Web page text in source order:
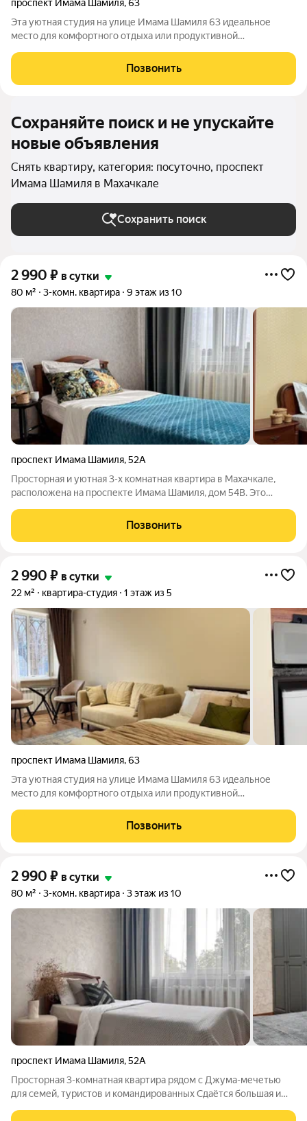
проспект Имама Шамиля,63
Эта уютная студия на улице Имама Шамиля 63 идеальное
место для комфортного отдыха или продуктивной
свет создают атмосферу уюта, где можно расслабиться после
насыщенного дня. Полноценная
Позвонить
Сохраняйте поиск и не упускайте
новые объявления
Снять квартиру, категория: посуточно, проспект
Имама Шамиля в Махачкале
Сохранить поиск
2 990 ₽ в сутки
80 м² 3-комн. квартира 9 этаж из 10
проспект Имама Шамиля,52А
Просторная и уютная 3-х комнатная квартира в Махачкале,
расположена на проспекте Имама Шамиля, дом 54В. Это
которые ищут временное жилье на время пребывания в
нашем городе. 5 минут до главной,
Позвонить
2 990 ₽ в сутки
22 м² квартира-студия 1 этаж из 5
проспект Имама Шамиля,63
Эта уютная студия на улице Имама Шамиля 63 идеальное
место для комфортного отдыха или продуктивной
свет создают атмосферу уюта, где можно расслабиться после
насыщенного дня. Полноценная
Позвонить
2 990 ₽ в сутки
80 м² 3-комн. квартира 3 этаж из 10
проспект Имама Шамиля,52А
Просторная 3-комнатная квартира рядом с Джума-мечетью
для семей, туристов и командированных Сдаётся большая и